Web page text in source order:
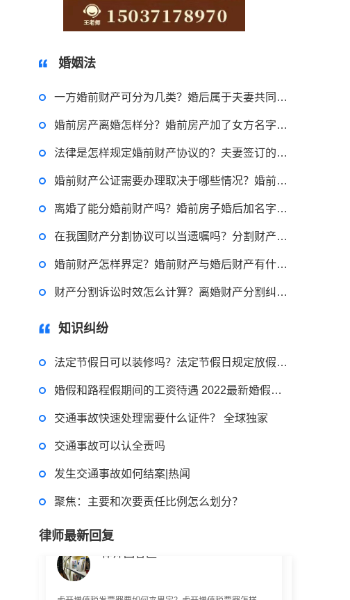
婚姻法
一方婚前财产可分为几类？婚后属于夫妻共同财产的有哪些？
婚前房产离婚怎样分？婚前房产加了女方名字算共同财产吗？
法律是怎样规定婚前财产协议的？夫妻签订的婚前财产协议有用吗？
婚前财产公证需要办理取决于哪些情况？婚前财产公证手续需要多久？
离婚了能分婚前财产吗？婚前房子婚后加名字算共同财产吗？
在我国财产分割协议可以当遗嘱吗？分割财产协议书内容有什么？
婚前财产怎样界定？婚前财产与婚后财产有什么区别？
财产分割诉讼时效怎么计算？离婚财产分割纠纷官司诉讼有哪些程序？
知识纠纷
法定节假日可以装修吗？法定节假日规定放假天数是多少天？
婚假和路程假期间的工资待遇 2022最新婚假国家规定内容是什么？
交通事故快速处理需要什么证件？ 全球独家
交通事故可以认全责吗
发生交通事故如何结案|热闻
聚焦：主要和次要责任比例怎么划分？
律师最新回复
2023-03-29 16:54:32
律师回答区
2023-03-29 16:54:32
律师回答区
偷逃税款500万的量刑标准是什么？偷逃税款多少钱构成犯罪？
重婚罪的认定需要满足哪些条件？男人重婚罪怎么判？
2023-03-29 16:54:32